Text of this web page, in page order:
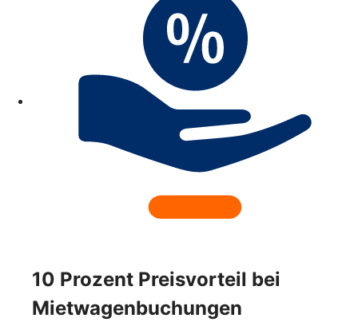
10 Prozent Preisvorteil bei
Mietwagenbuchungen